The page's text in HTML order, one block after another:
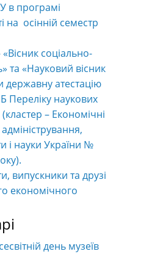
в програмі
на осінній семестр
соціально-
та «Науковий вісник
атестацію
Переліку наукових
– Економічні
і науки України №
випускники та друзі
економічного
день музеїв